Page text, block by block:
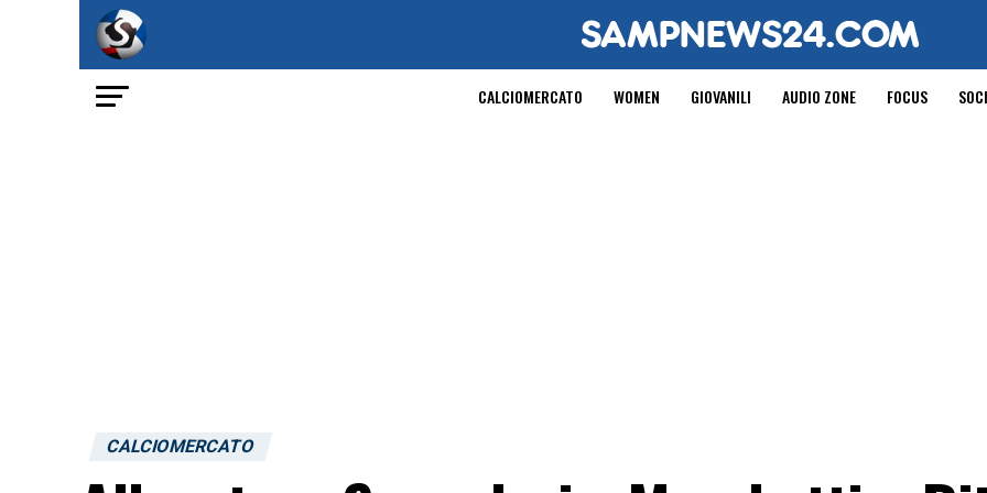
CALCIOMERCATO WOMEN GIOVANILI AUDIO ZONE FOCUS
CALCIOMERCATO